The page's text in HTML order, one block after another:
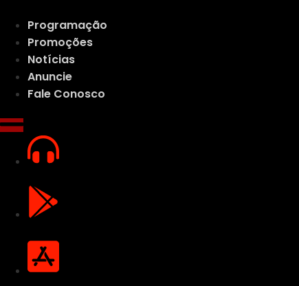
para
conteúdo
Programação
Promoções
Notícias
Anuncie
Fale Conosco